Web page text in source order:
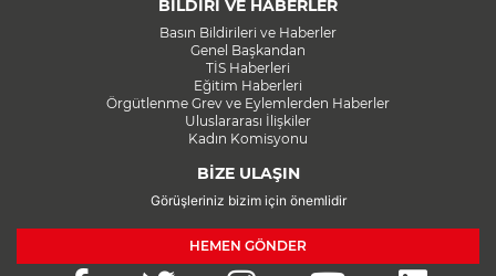
BİLDİRİ VE HABERLER
Basın Bildirileri ve Haberler
Genel Başkandan
TİS Haberleri
Eğitim Haberleri
Örgütlenme Grev ve Eylemlerden Haberler
Uluslararası İlişkiler
Kadın Komisyonu
BİZE ULAŞIN
Görüşleriniz bizim için önemlidir
HEMEN GÖNDER